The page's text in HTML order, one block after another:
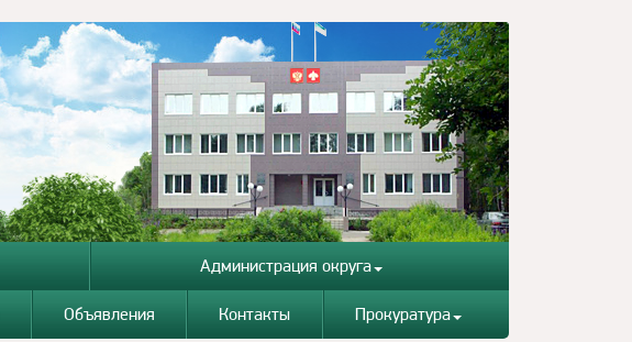
Администрация округа
Объявления Контакты Прокуратура